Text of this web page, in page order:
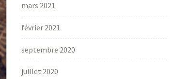
mars 2021
février 2021
septembre 2020
juillet 2020